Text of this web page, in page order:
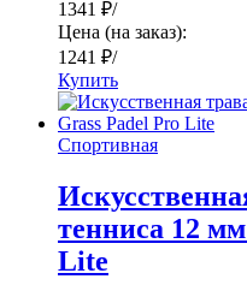
1341 ₽/
Цена (на заказ):
1241 ₽/
Купить
Спортивная
тенниса 12
Lite